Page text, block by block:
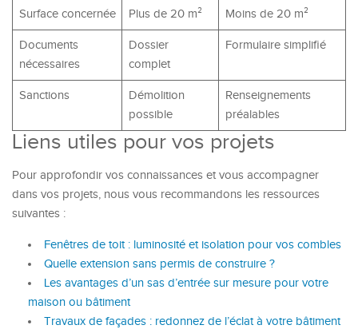
Surface concernée Plus de 20 m² Moins de 20 m²
Documents
nécessaires
Dossier
complet
Formulaire simplifié
Sanctions
Démolition
possible
Renseignements
préalables
Liens utiles pour vos projets
Pour approfondir vos connaissances et vous accompagner
dans vos projets, nous vous recommandons les ressources
suivantes :
Fenêtres de toit : luminosité et isolation pour vos combles
Quelle extension sans permis de construire ?
Les avantages d’un sas d’entrée sur mesure pour votre
maison ou bâtiment
Travaux de façades : redonnez de l’éclat à votre bâtiment